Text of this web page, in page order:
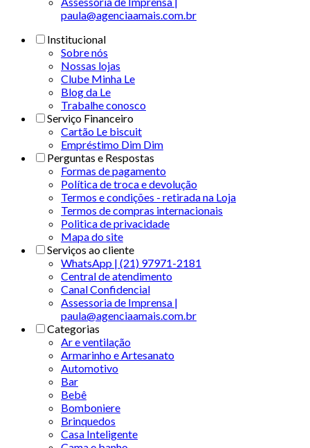
paula@agenciaamais.com.br
Institucional
Sobre nós
Nossas lojas
Clube Minha Le
Blog da Le
Trabalhe conosco
Serviço Financeiro
Cartão Le biscuit
Empréstimo Dim Dim
Perguntas e Respostas
Formas de pagamento
Política de troca e devolução
Termos e condições - retirada na Loja
Termos de compras internacionais
Politica de privacidade
Mapa do site
Serviços ao cliente
WhatsApp | (21) 97971-2181
Central de atendimento
Canal Confidencial
Assessoria de Imprensa |
paula@agenciaamais.com.br
Categorias
Ar e ventilação
Armarinho e Artesanato
Automotivo
Bar
Bebê
Bomboniere
Brinquedos
Casa Inteligente